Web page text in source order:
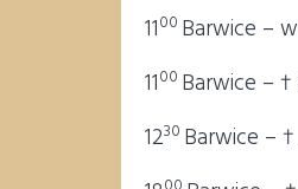
1100 Barwice –
1100 Barwice –
1230 Barwice –